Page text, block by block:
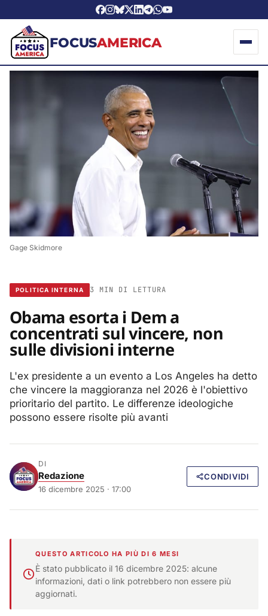
FOCUSAMERICA
Gage Skidmore
POLITICA INTERNA 3 MIN DI LETTURA
Obama esorta i Dem a
concentrati sul vincere, non
sulle divisioni interne
L'ex presidente a un evento a Los Angeles ha detto
che vincere la maggioranza nel 2026 è l'obiettivo
prioritario del partito. Le differenze ideologiche
possono essere risolte più avanti
DI
Redazione
16 dicembre 2025 · 17:00
CONDIVIDI
QUESTO ARTICOLO HA PIÙ DI 6 MESI
È stato pubblicato il 16 dicembre 2025: alcune
informazioni, dati o link potrebbero non essere più
aggiornati.